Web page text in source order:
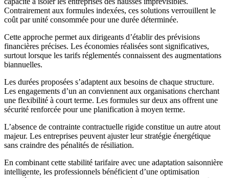
Contrairement aux formules indexées, ces solutions verrouillent le
coût par unité consommée pour une durée déterminée.
Cette approche permet aux dirigeants d’établir des prévisions
financières précises. Les économies réalisées sont significatives,
surtout lorsque les tarifs réglementés connaissent des augmentations
biannuelles.
Les durées proposées s’adaptent aux besoins de chaque structure.
Les engagements d’un an conviennent aux organisations cherchant
une flexibilité à court terme. Les formules sur deux ans offrent une
sécurité renforcée pour une planification à moyen terme.
L’absence de contrainte contractuelle rigide constitue un autre atout
majeur. Les entreprises peuvent ajuster leur stratégie énergétique
sans craindre des pénalités de résiliation.
En combinant cette stabilité tarifaire avec une adaptation saisonnière
intelligente, les professionnels bénéficient d’une optimisation